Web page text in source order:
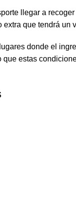
llegar a
que tendrá un
donde el
estas